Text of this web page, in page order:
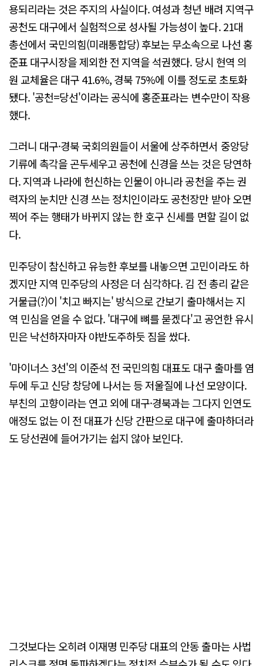
용되리라는 것은 주지의 사실이다. 여성과 청년 배려 지역구
공천도 대구에서 실험적으로 성사될 가능성이 높다. 21대
총선에서 국민의힘(미래통합당) 후보는 무소속으로 나선 홍
준표 대구시장을 제외한 전 지역을 석권했다. 당시 현역 의
원 교체율은 대구 41.6%, 경북 75%에 이를 정도로 초토화
됐다. '공천=당선'이라는 공식에 홍준표라는 변수만이 작용
했다.
그러니 대구·경북 국회의원들이 서울에 상주하면서 중앙당
기류에 촉각을 곤두세우고 공천에 신경을 쓰는 것은 당연하
다. 지역과 나라에 헌신하는 인물이 아니라 공천을 주는 권
력자의 눈치만 신경 쓰는 정치인이라도 공천장만 받아 오면
찍어 주는 행태가 바뀌지 않는 한 호구 신세를 면할 길이 없
다.
민주당이 참신하고 유능한 후보를 내놓으면 고민이라도 하
겠지만 지역 민주당의 사정은 더 심각하다. 김 전 총리 같은
거물급(?)이 '치고 빠지는' 방식으로 간보기 출마해서는 지
역 민심을 얻을 수 없다. '대구에 뼈를 묻겠다'고 공언한 유시
민은 낙선하자마자 야반도주하듯 짐을 쌌다.
'마이너스 3선'의 이준석 전 국민의힘 대표도 대구 출마를 염
두에 두고 신당 창당에 나서는 등 저울질에 나선 모양이다.
부친의 고향이라는 연고 외에 대구·경북과는 그다지 인연도
애정도 없는 이 전 대표가 신당 간판으로 대구에 출마하더라
도 당선권에 들어가기는 쉽지 않아 보인다.
그것보다는 오히려 이재명 민주당 대표의 안동 출마는 사법